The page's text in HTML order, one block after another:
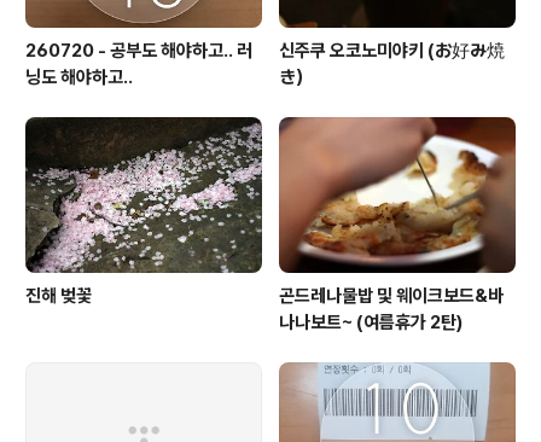
260720 - 공부도 해야하고.. 러
닝도 해야하고..
신주쿠 오코노미야키 (お好み焼
き）
진해 벚꽃
곤드레나물밥 및 웨이크보드&바
나나보트~ (여름휴가 2탄)